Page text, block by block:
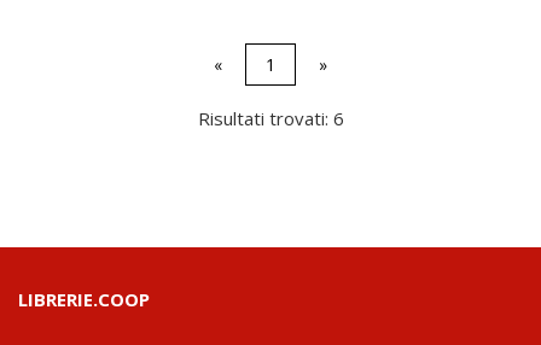
« 1 »
Risultati trovati: 6
LIBRERIE.COOP